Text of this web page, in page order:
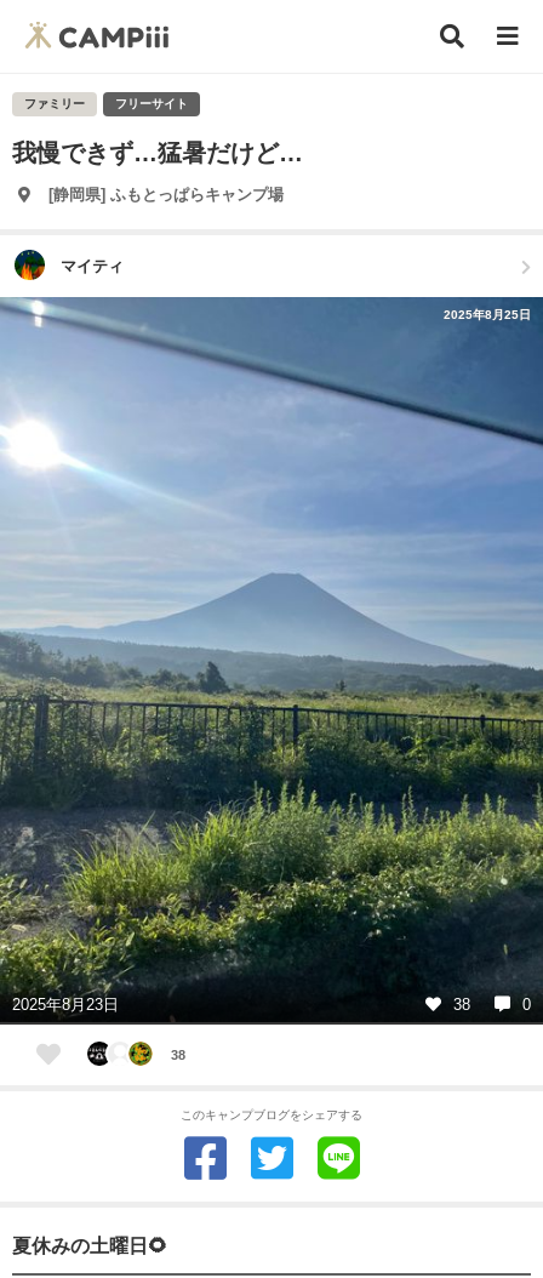
ファミリー フリーサイト
我慢できず…猛暑だけど…
[静岡県] ふもとっぱらキャンプ場
マイティ
2025年8月25日
2025年8月23日 38 0
38
このキャンプブログをシェアする
夏休みの土曜日🌻